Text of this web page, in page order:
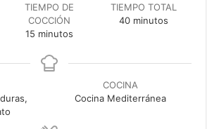
TIEMPO DE
COCCIÓN
15minutos
minutos
TIEMPO TOTAL
40minutos
minutos
COCINA
Cocina Mediterránea